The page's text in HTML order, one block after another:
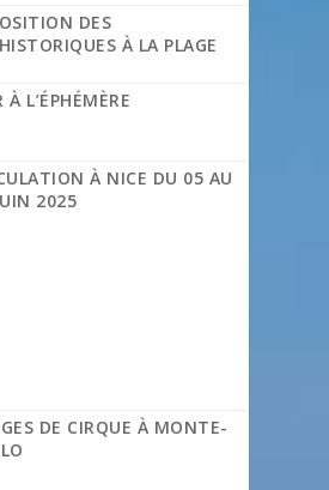
DES
À LA PLAGE
À L’ÉPHÉMÈRE
À NICE DU 05 AU
2025
DE CIRQUE À MONTE-